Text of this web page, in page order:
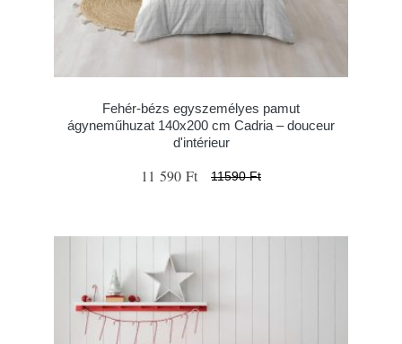
Fehér-bézs egyszemélyes pamut
ágyneműhuzat 140x200 cm Cadria – douceur
d'intérieur
11 590 Ft 11590 Ft